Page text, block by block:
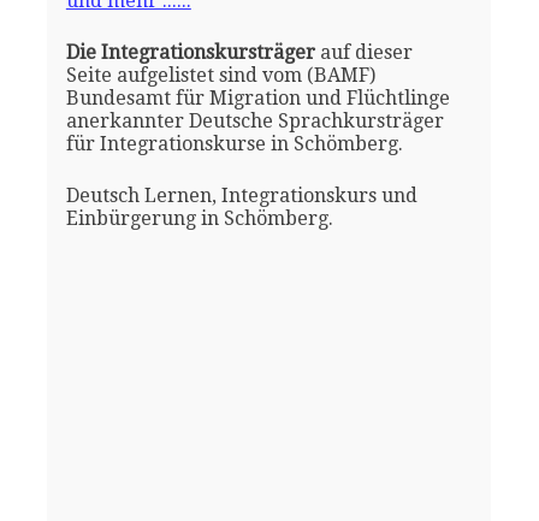
Die Integrationskursträgerauf dieser
Seite aufgelistet sind vom (BAMF)
Bundesamt für Migration und Flüchtlinge
anerkannter Deutsche Sprachkursträger
für Integrationskurse in Schömberg.
Deutsch Lernen, Integrationskurs und
Einbürgerung in Schömberg.